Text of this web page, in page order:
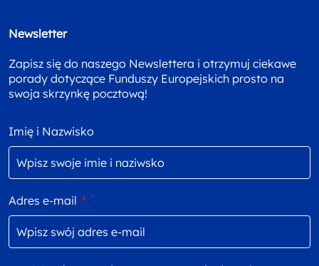
Newsletter
Zapisz się do naszego Newslettera i otrzymuj ciekawe
porady dotyczące Funduszy Europejskich prosto na
swoja skrzynkę pocztową!
Imię i Nazwisko
Adres e-mail *